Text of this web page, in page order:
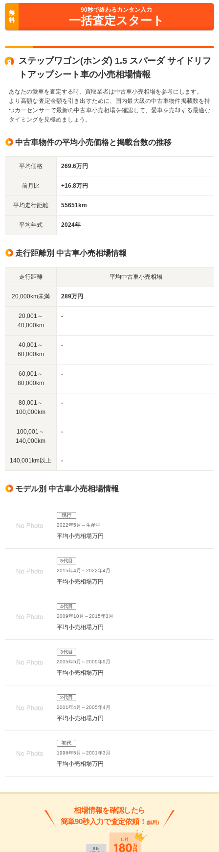
無
料
90秒で終わるカンタン入力
一括査定スタート
ステップワゴン(ホンダ) 1.5 スパーダ サイドリフ
トアップシート車の小売相場情報
あなたの愛車を査定する時、買取業者は中古車小売相場を参考にします。
より高額な査定金額を引き出すために、国内最大級の中古車物件掲載数を持
つカーセンサーで最新の中古車小売相場を確認して、愛車を売却する最適な
タイミングを見極めましょう。
中古車物件の平均小売価格と掲載台数の推移
平均価格 269.6万円
前月比 +16.8万円
平均走行距離 55651km
平均年式 2024年
走行距離別 中古車小売相場情報
走行距離 平均中古車小売相場
20,000km未満 289万円
20,001～
40,000km
-
40,001～
60,000km
-
60,001～
80,000km
-
80,001～
100,000km
-
100,001～
140,000km
-
140,001km以上 -
モデル別 中古車小売相場情報
現行
2022年5月～生産中
平均小売相場万円
5代目
2015年4月～2022年4月
平均小売相場万円
4代目
2009年10月～2015年3月
平均小売相場万円
3代目
2005年5月～2009年9月
平均小売相場万円
2代目
2001年4月～2005年4月
平均小売相場万円
初代
1996年5月～2001年3月
平均小売相場万円
相場情報を確認したら
簡単90秒入力で査定依頼！ (無料)